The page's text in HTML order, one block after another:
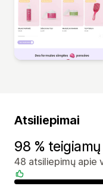
Atsiliepimai
98 % teigiamų
48 atsiliepimų apie